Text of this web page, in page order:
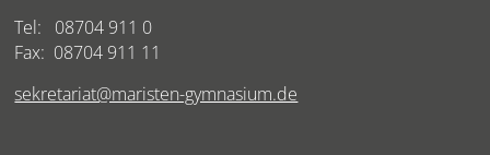
Tel: 08704 911 0
Fax: 08704 911 11
sekretariat@maristen-gymnasium.de